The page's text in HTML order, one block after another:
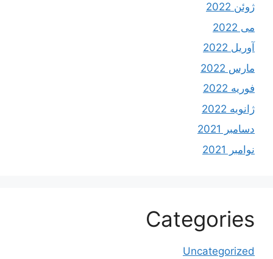
ژوئن 2022
می 2022
آوریل 2022
مارس 2022
فوریه 2022
ژانویه 2022
دسامبر 2021
نوامبر 2021
Categories
Uncategorized